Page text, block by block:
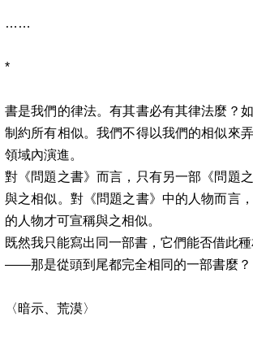
……
*
書是我們的律法。有其書必有其律法麼？
制約所有相似。我們不得以我們的相似來
領域內演進。
對《問題之書》而言，只有另一部《問題
與之相似。對《問題之書》中的人物而言
的人物才可宣稱與之相似。
既然我只能寫出同一部書，它們能否借此
——那是從頭到尾都完全相同的一部書麼？
〈暗示、荒漠〉